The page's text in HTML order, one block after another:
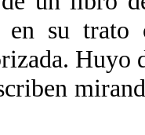
en su trato
Huyo